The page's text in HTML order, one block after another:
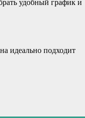
удобный график и
идеально подходит